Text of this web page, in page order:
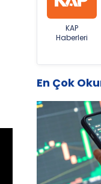
KAP
Haberleri
En Çok